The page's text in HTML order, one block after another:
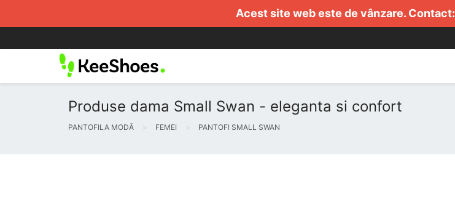
Acest site web este de vânzare. Contact:
Produse dama Small Swan - eleganta si confort
PANTOFILA MODĂ FEMEI PANTOFI SMALL SWAN